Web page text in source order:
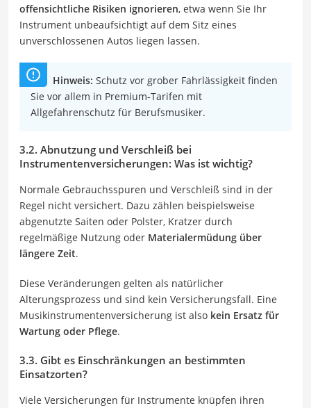
offensichtliche Risiken ignorieren, etwa wenn Sie Ihr
Instrument unbeaufsichtigt auf dem Sitz eines
unverschlossenen Autos liegen lassen.
Hinweis: Schutz vor grober Fahrlässigkeit finden
Sie vor allem in Premium-Tarifen mit
Allgefahrenschutz für Berufsmusiker.
3.2. Abnutzung und Verschleiß bei
Instrumentenversicherungen: Was ist wichtig?
Normale Gebrauchsspuren und Verschleiß sind in der
Regel nicht versichert. Dazu zählen beispielsweise
abgenutzte Saiten oder Polster, Kratzer durch
regelmäßige Nutzung oder Materialermüdung über
längere Zeit.
Diese Veränderungen gelten als natürlicher
Alterungsprozess und sind kein Versicherungsfall. Eine
Musikinstrumentenversicherung ist also kein Ersatz für
Wartung oder Pflege.
3.3. Gibt es Einschränkungen an bestimmten
Einsatzorten?
Viele Versicherungen für Instrumente knüpfen ihren